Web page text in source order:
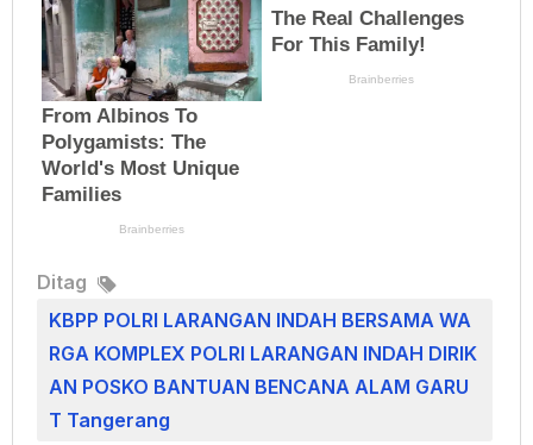
Ditag
KBPP POLRI LARANGAN INDAH BERSAMA WA
RGA KOMPLEX POLRI LARANGAN INDAH DIRIK
AN POSKO BANTUAN BENCANA ALAM GARU
T Tangerang